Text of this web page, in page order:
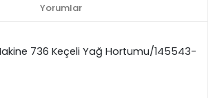
Yorumlar
736 Keçeli Yağ Hortumu/145543-